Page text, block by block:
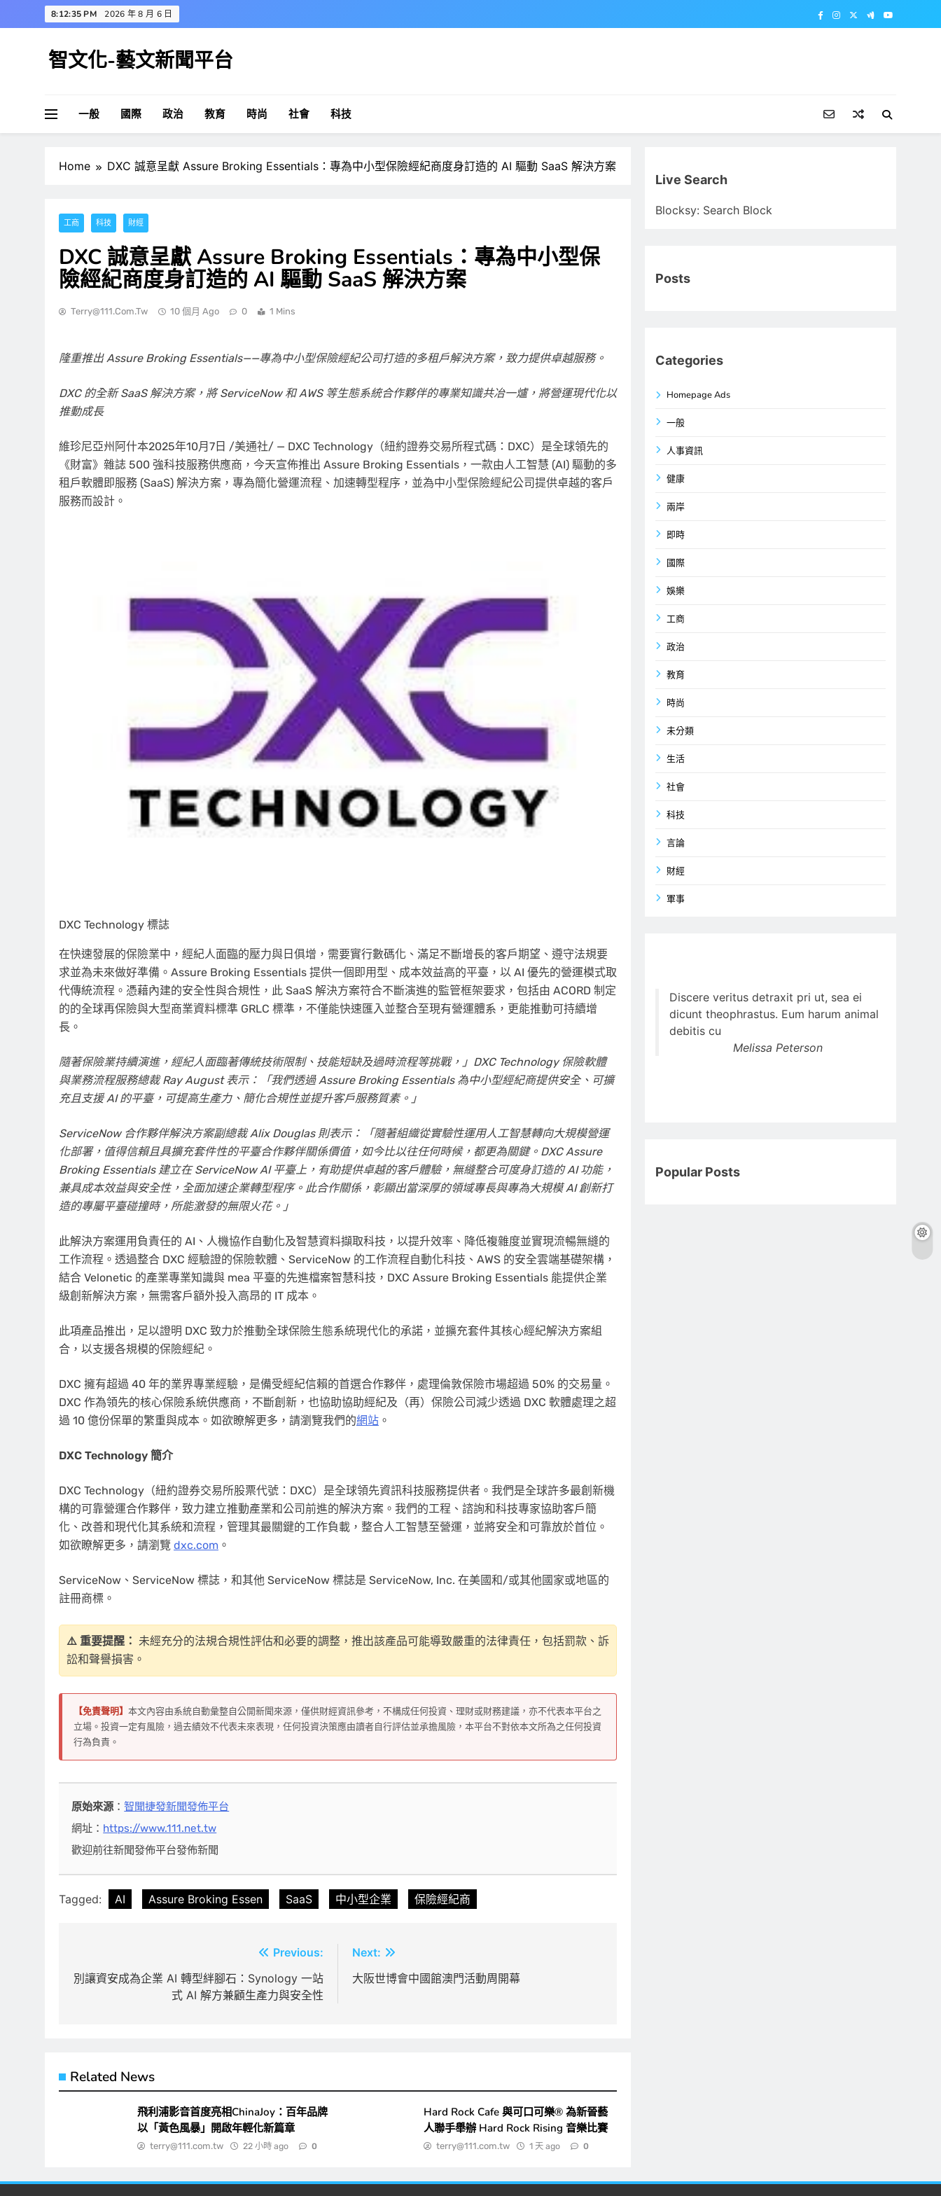
to
8:12:36 PM 2026 年 8 月 6 日
智文化-藝文新聞平台
一般 國際 政治 教育 時尚 社會 科技
Home DXC 誠意呈獻 Assure Broking Essentials：專為中小型保險經紀商度身訂造的 AI 驅動 SaaS 解決方案
工商 科技 財經
DXC 誠意呈獻 Assure Broking Essentials：專為中小型保
險經紀商度身訂造的 AI 驅動 SaaS 解決方案
Terry@111.com.tw 10 個月 Ago 0 1 Mins
隆重推出 Assure Broking Essentials——專為中小型保險經紀公司打造的多租戶解決方案，致力提供卓越服務。
DXC 的全新 SaaS 解決方案，將 ServiceNow 和 AWS 等生態系統合作夥伴的專業知識共冶一爐，將營運現代化以
推動成長
維珍尼亞州阿什本2025年10月7日 /美通社/ — DXC Technology（紐約證券交易所程式碼：DXC）是全球領先的
《財富》雜誌 500 強科技服務供應商，今天宣佈推出 Assure Broking Essentials，一款由人工智慧 (AI) 驅動的多
租戶軟體即服務 (SaaS) 解決方案，專為簡化營運流程、加速轉型程序，並為中小型保險經紀公司提供卓越的客戶
服務而設計。
DXC Technology 標誌
在快速發展的保險業中，經紀人面臨的壓力與日俱增，需要實行數碼化、滿足不斷增長的客戶期望、遵守法規要
求並為未來做好準備。Assure Broking Essentials 提供一個即用型、成本效益高的平臺，以 AI 優先的營運模式取
代傳統流程。憑藉內建的安全性與合規性，此 SaaS 解決方案符合不斷演進的監管框架要求，包括由 ACORD 制定
的的全球再保險與大型商業資料標準 GRLC 標準，不僅能快速匯入並整合至現有營運體系，更能推動可持續增
長。
隨著保險業持續演進，經紀人面臨著傳統技術限制、技能短缺及過時流程等挑戰，」DXC Technology 保險軟體
與業務流程服務總裁Ray August表示：「我們透過 Assure Broking Essentials 為中小型經紀商提供安全、可擴
充且支援 AI 的平臺，可提高生產力、簡化合規性並提升客戶服務質素。」
ServiceNow 合作夥伴解決方案副總裁Alix Douglas則表示：「隨著組織從實驗性運用人工智慧轉向大規模營運
化部署，值得信賴且具擴充套件性的平臺合作夥伴關係價值，如今比以往任何時候，都更為關鍵。DXC Assure
Broking Essentials 建立在 ServiceNow AI 平臺上，有助提供卓越的客戶體驗，無縫整合可度身訂造的 AI 功能，
兼具成本效益與安全性，全面加速企業轉型程序。此合作關係，彰顯出當深厚的領域專長與專為大規模 AI 創新打
造的專屬平臺碰撞時，所能激發的無限火花。」
此解決方案運用負責任的 AI、人機協作自動化及智慧資料擷取科技，以提升效率、降低複雜度並實現流暢無縫的
工作流程。透過整合 DXC 經驗證的保險軟體、ServiceNow 的工作流程自動化科技、AWS 的安全雲端基礎架構，
結合 Velonetic 的產業專業知識與 mea 平臺的先進檔案智慧科技，DXC Assure Broking Essentials 能提供企業
級創新解決方案，無需客戶額外投入高昂的 IT 成本。
此項產品推出，足以證明 DXC 致力於推動全球保險生態系統現代化的承諾，並擴充套件其核心經紀解決方案組
合，以支援各規模的保險經紀。
DXC 擁有超過 40 年的業界專業經驗，是備受經紀信賴的首選合作夥伴，處理倫敦保險市場超過 50% 的交易量。
DXC 作為領先的核心保險系統供應商，不斷創新，也協助協助經紀及（再）保險公司減少透過 DXC 軟體處理之超
過 10 億份保單的繁重與成本。如欲瞭解更多，請瀏覽我們的網站 。
DXC Technology 簡介
DXC Technology（紐約證券交易所股票代號：DXC）是全球領先資訊科技服務提供者。我們是全球許多最創新機
構的可靠營運合作夥伴，致力建立推動產業和公司前進的解決方案。我們的工程、諮詢和科技專家協助客戶簡
化、改善和現代化其系統和流程，管理其最關鍵的工作負載，整合人工智慧至營運，並將安全和可靠放於首位。
如欲瞭解更多，請瀏覽 dxc.com 。
ServiceNow、ServiceNow 標誌，和其他 ServiceNow 標誌是 ServiceNow, Inc. 在美國和/或其他國家或地區的
註冊商標。
⚠️ 重要提醒： 未經充分的法規合規性評估和必要的調整，推出該產品可能導致嚴重的法律責任，包括罰款、訴
訟和聲譽損害。
【免責聲明】 本文內容由系統自動彙整自公開新聞來源，僅供財經資訊參考，不構成任何投資、理財或財務建議，亦不代表本平台之
立場。投資一定有風險，過去績效不代表未來表現，任何投資決策應由讀者自行評估並承擔風險，本平台不對依本文所為之任何投資
行為負責。
原始來源 ：智聞捷發新聞發佈平台
網址： https://www.111.net.tw
歡迎前往新聞發佈平台發佈新聞
Tagged: AI Assure Broking Essen SaaS 中小型企業 保險經紀商
章
Previous:
別讓資安成為企業 AI 轉型絆腳石：Synology 一站
式 AI 解方兼顧生產力與安全性
Next:
大阪世博會中國館澳門活動周開幕
Related News
飛利浦影音首度亮相ChinaJoy：百年品牌
以「黃色風暴」開啟年輕化新篇章
terry@111.com.tw 22 小時 ago 0
Hard Rock Cafe 與可口可樂® 為新晉藝
人聯手舉辦 Hard Rock Rising 音樂比賽
terry@111.com.tw 1 天 ago 0
Live Search
Blocksy: Search Block
Posts
Categories
Homepage Ads
一般
人事資訊
健康
兩岸
即時
國際
娛樂
工商
政治
教育
時尚
未分類
生活
社會
科技
言論
財經
軍事
Discere veritus detraxit pri ut, sea ei
dicunt theophrastus. Eum harum animal
debitis cu
Melissa Peterson
Popular Posts